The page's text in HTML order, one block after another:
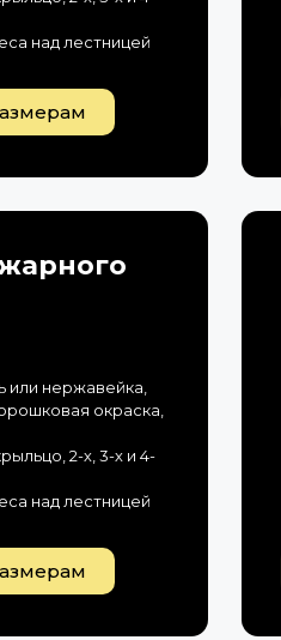
над лестницей
или нержавейка,
окраска,
2-х, 3-х и 4-
над лестницей